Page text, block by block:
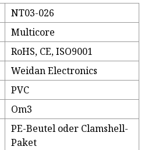
NT03-026
Multicore
RoHS, CE, ISO9001
Weidan Electronics
PVC
Om3
PE-Beutel oder Clamshell-
Paket